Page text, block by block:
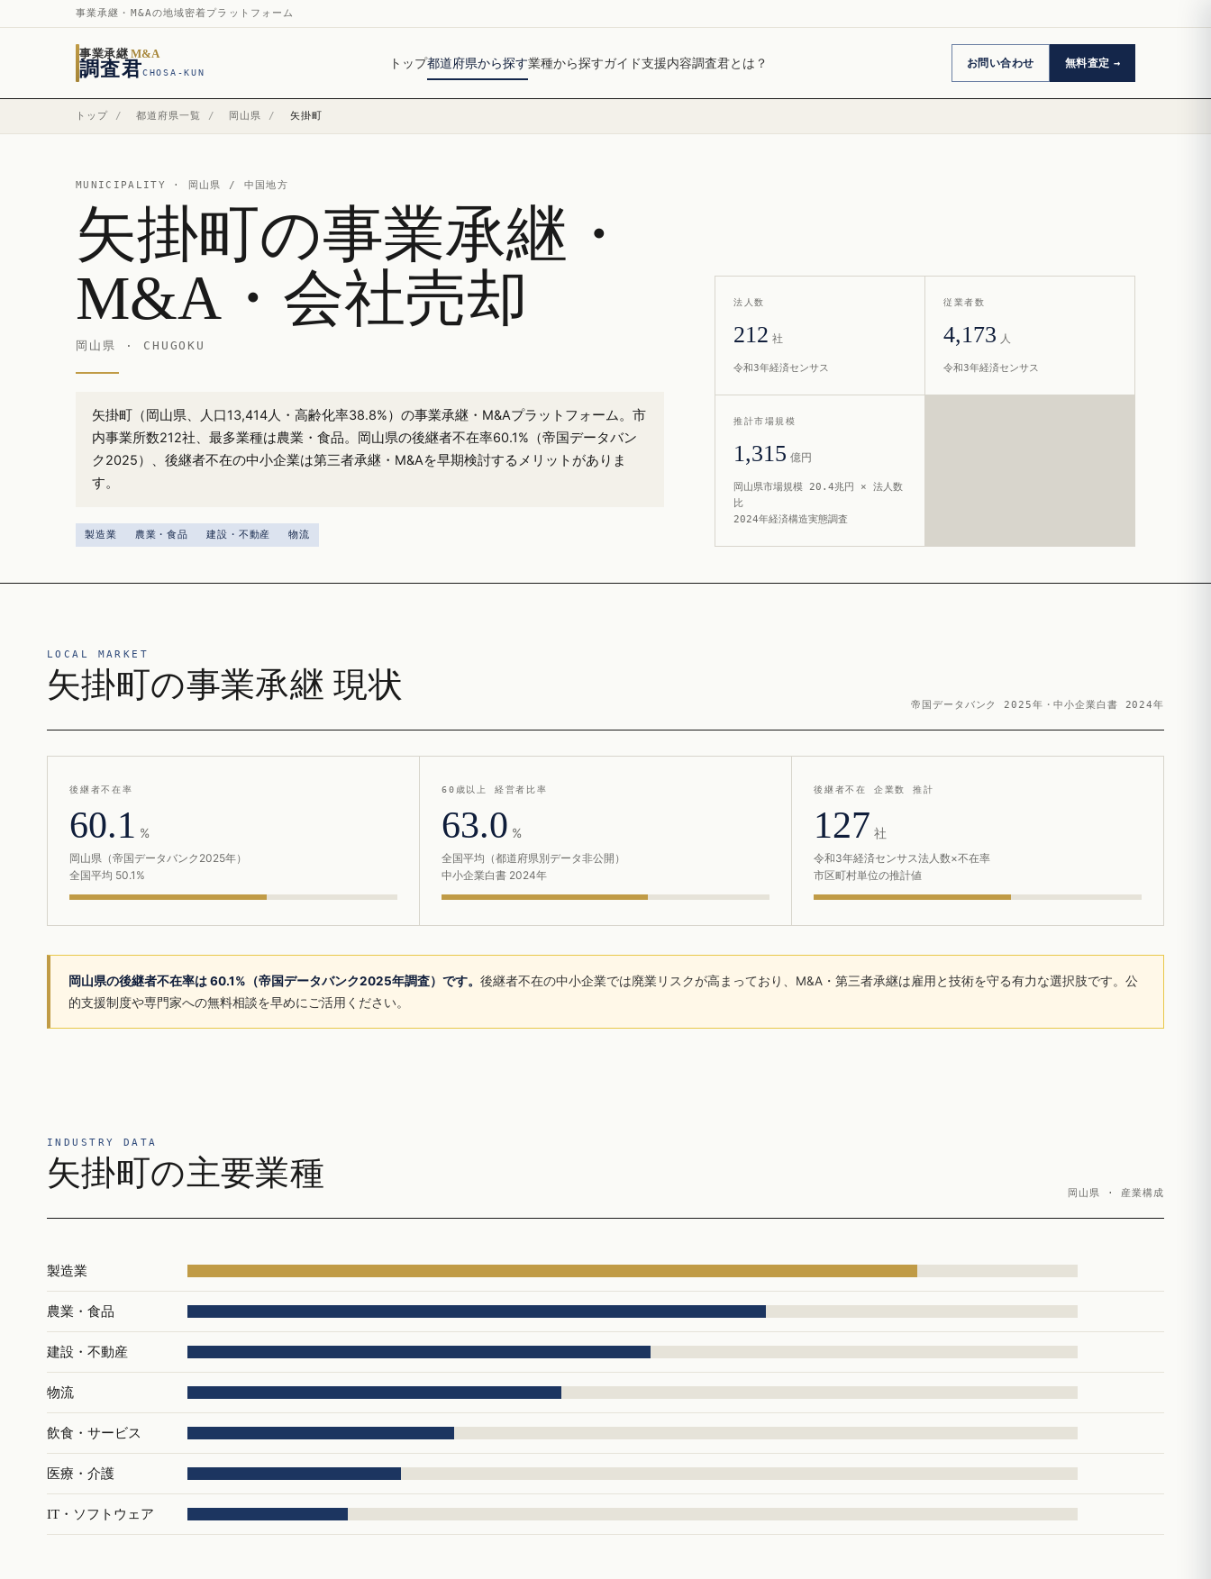
事業承継・M&Aの地域密着プラットフォーム
事業承継 M&A
調査君CHOSA-KUN
トップ都道府県から探す業種から探すガイド支援内容調査君とは？ お問い合わせ 無料査定
トップ / 都道府県一覧 / 岡山県 / 矢掛町
MUNICIPALITY · 岡山県 / 中国地方
矢掛町の事業承継・
M&A・会社売却
岡山県 · CHUGOKU
矢掛町（岡山県、人口13,414人・高齢化率38.8%）の事業承継・M&Aプラットフォーム。市
内事業所数212社、最多業種は農業・食品。岡山県の後継者不在率60.1%（帝国データバン
ク2025）、後継者不在の中小企業は第三者承継・M&Aを早期検討するメリットがありま
す。
製造業 農業・食品 建設・不動産 物流
法人数
212 社
令和3年経済センサス
従業者数
4,173 人
令和3年経済センサス
推計市場規模
1,315 億円
岡山県市場規模 20.4兆円 × 法人数
比
2024年経済構造実態調査
LOCAL MARKET
矢掛町の事業承継 現状
帝国データバンク 2025年・中小企業白書 2024年
後継者不在率
60.1 %
岡山県（帝国データバンク2025年）
全国平均 50.1%
60歳以上 経営者比率
63.0 %
全国平均（都道府県別データ非公開）
中小企業白書 2024年
後継者不在 企業数 推計
127 社
令和3年経済センサス法人数×不在率
市区町村単位の推計値
岡山県の後継者不在率は 60.1%（帝国データバンク2025年調査）です。 後継者不在の中小企業では廃業リスクが高まっており、M&A・第三者承継は雇用と技術を守る有力な選択肢です。公
的支援制度や専門家への無料相談を早めにご活用ください。
INDUSTRY DATA
矢掛町の主要業種
岡山県 · 産業構成
製造業
農業・食品
建設・不動産
物流
飲食・サービス
医療・介護
IT・ソフトウェア